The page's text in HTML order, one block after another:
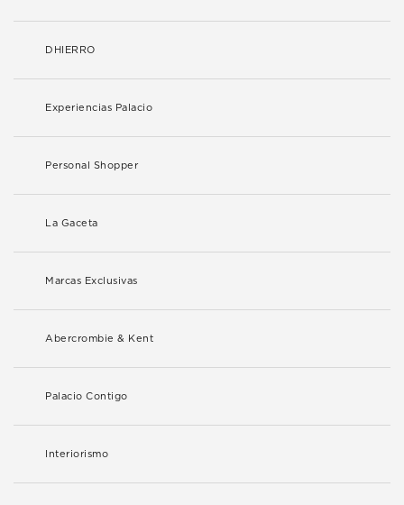
DHIERRO
Experiencias Palacio
Personal Shopper
La Gaceta
Marcas Exclusivas
Abercrombie & Kent
Palacio Contigo
Interiorismo